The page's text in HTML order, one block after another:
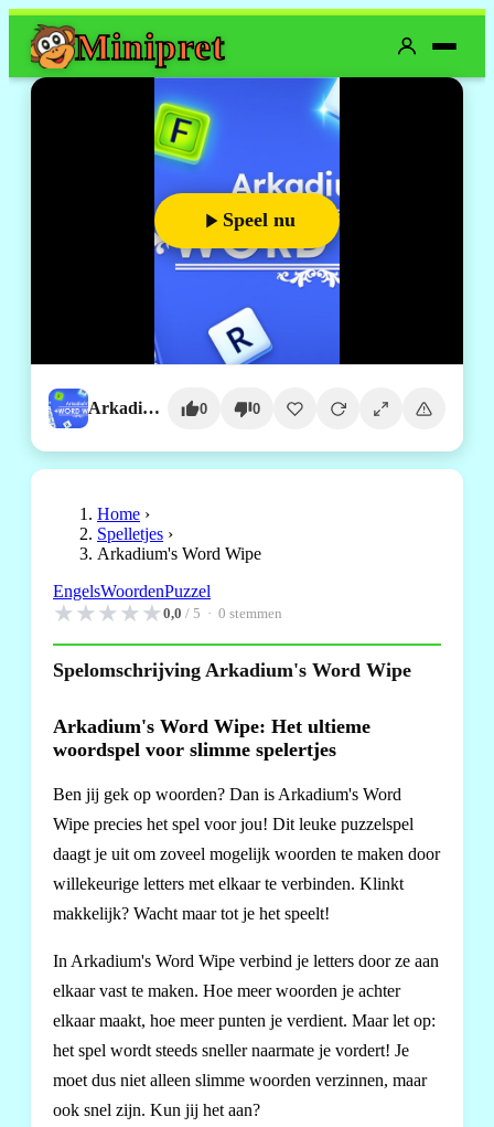
Minipret
Speel nu
Arkadium's Word Wipe 0 0
Home ›
Spelletjes ›
Arkadium's Word Wipe
EngelsWoordenPuzzel
★★★★★0,0 / 5 · 0 stemmen
Spelomschrijving Arkadium's Word Wipe
Arkadium's Word Wipe: Het ultieme
woordspel voor slimme spelertjes
Ben jij gek op woorden? Dan is Arkadium's Word
Wipe precies het spel voor jou! Dit leuke puzzelspel
daagt je uit om zoveel mogelijk woorden te maken door
willekeurige letters met elkaar te verbinden. Klinkt
makkelijk? Wacht maar tot je het speelt!
In Arkadium's Word Wipe verbind je letters door ze aan
elkaar vast te maken. Hoe meer woorden je achter
elkaar maakt, hoe meer punten je verdient. Maar let op:
het spel wordt steeds sneller naarmate je vordert! Je
moet dus niet alleen slimme woorden verzinnen, maar
ook snel zijn. Kun jij het aan?